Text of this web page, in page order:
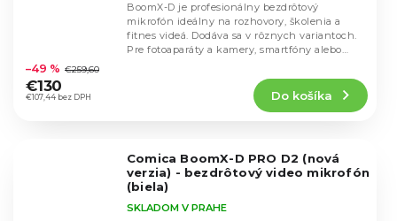
hodnotenie
produktu
je
€107,44 bez DPH
–49 % €259,60
€130
Do košíka
BoomX-D je profesionálny bezdrôtový
mikrofón ideálny na rozhovory, školenia a
fitnes videá. Dodáva sa v rôznych variantoch.
Pre fotoaparáty a kamery, smartfóny alebo
Comica BoomX-D PRO D2 (nová
verzia) - bezdrôtový video mikrofón
(biela)
SKLADOM V PRAHE